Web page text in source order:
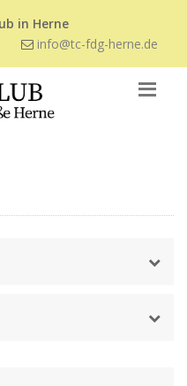
in Herne
info@tc-fdg-herne.de